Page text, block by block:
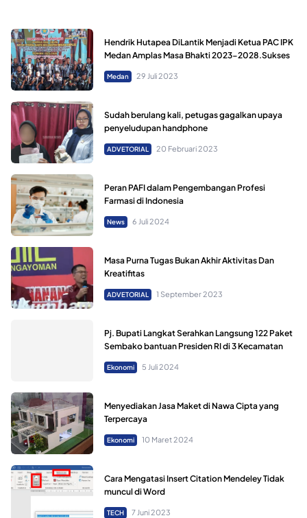
Hendrik Hutapea DiLantik Menjadi Ketua PAC IPK
Medan Amplas Masa Bhakti 2023-2028.Sukses
Medan 29 Juli 2023
Sudah berulang kali, petugas gagalkan upaya
penyeludupan handphone
ADVETORIAL 20 Februari 2023
Peran PAFI dalam Pengembangan Profesi
Farmasi di Indonesia
News 6 Juli 2024
Masa Purna Tugas Bukan Akhir Aktivitas Dan
Kreatifitas
ADVETORIAL 1 September 2023
Pj. Bupati Langkat Serahkan Langsung 122 Paket
Sembako bantuan Presiden RI di 3 Kecamatan
Ekonomi 5 Juli 2024
Menyediakan Jasa Maket di Nawa Cipta yang
Terpercaya
Ekonomi 10 Maret 2024
Cara Mengatasi Insert Citation Mendeley Tidak
muncul di Word
TECH 7 Juni 2023